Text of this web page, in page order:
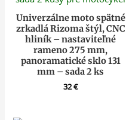
Univerzálne moto spätné
zrkadlá Rizoma štýl, CNC
hliník – nastaviteľné
rameno 275 mm,
panoramatické sklo 131
mm – sada 2 ks
32€